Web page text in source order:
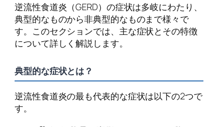
逆流性食道炎（GERD）の症状は多岐にわたり、
典型的なものから非典型的なものまで様々で
す。このセクションでは、主な症状とその特徴
について詳しく解説します。
典型的な症状とは？
逆流性食道炎の最も代表的な症状は以下の2つで
す。